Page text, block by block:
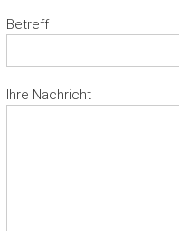
Betreff
Ihre Nachricht